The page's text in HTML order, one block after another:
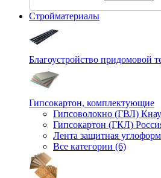
Стройматериалы
Благоустройство придомовой
Гипсокартон, комплектующие
Гипсоволокно (ГВЛ)
Гипсокартон (ГКЛ)
Лента защитная
Все категории (6)